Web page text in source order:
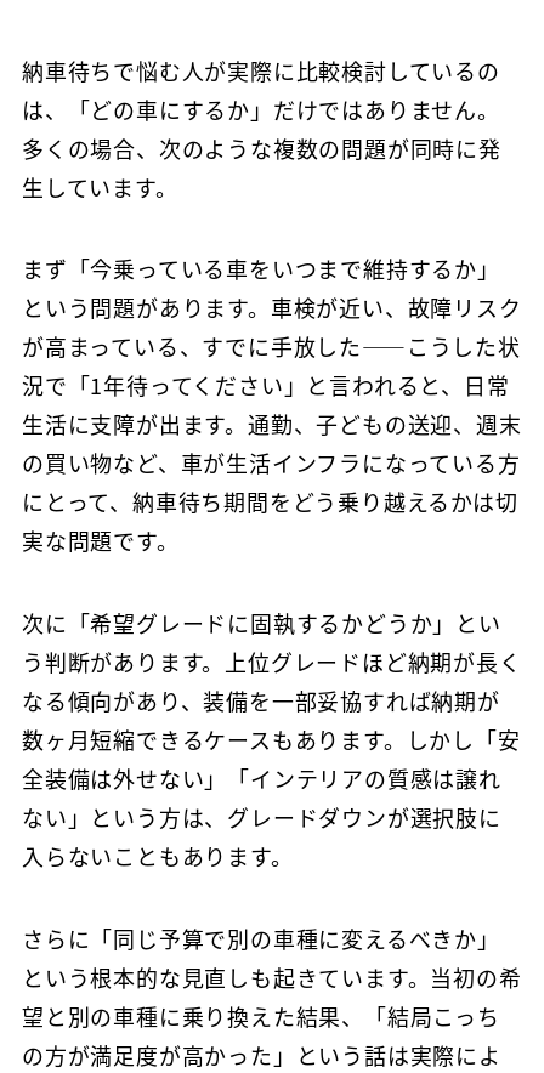
納車待ちで悩む人が実際に比較検討しているの
は、「どの車にするか」だけではありません。
多くの場合、次のような複数の問題が同時に発
生しています。
まず「今乗っている車をいつまで維持するか」
という問題があります。車検が近い、故障リスク
が高まっている、すでに手放した——こうした状
況で「1年待ってください」と言われると、日常
生活に支障が出ます。通勤、子どもの送迎、週末
の買い物など、車が生活インフラになっている方
にとって、納車待ち期間をどう乗り越えるかは切
実な問題です。
次に「希望グレードに固執するかどうか」とい
う判断があります。上位グレードほど納期が長く
なる傾向があり、装備を一部妥協すれば納期が
数ヶ月短縮できるケースもあります。しかし「安
全装備は外せない」「インテリアの質感は譲れ
ない」という方は、グレードダウンが選択肢に
入らないこともあります。
さらに「同じ予算で別の車種に変えるべきか」
という根本的な見直しも起きています。当初の希
望と別の車種に乗り換えた結果、「結局こっち
の方が満足度が高かった」という話は実際によ